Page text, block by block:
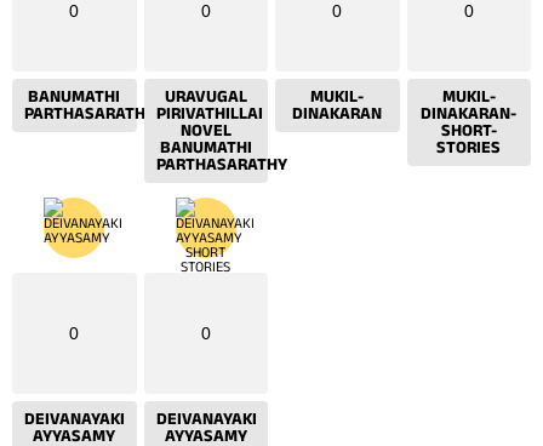
0
BANUMATHI
PARTHASARATHY
0
URAVUGAL
PIRIVATHILLAI
NOVEL
BANUMATHI
PARTHASARATHY
0
MUKIL-
DINAKARAN
0
MUKIL-
DINAKARAN-
SHORT-
STORIES
0
DEIVANAYAKI
AYYASAMY
0
DEIVANAYAKI
AYYASAMY